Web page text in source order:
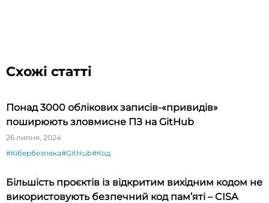
Схожі статті
Понад 3000 облікових записів-«привидів»
поширюють зловмисне ПЗ на GitHub
26 липня, 2024
#Кібербезпека#GitHub#Код
Більшість проєктів із відкритим вихідним кодом не
використовують безпечний код пам’яті – CISA